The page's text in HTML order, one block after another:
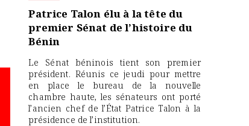
Patrice Talon élu à la tête du
premier Sénat de l’histoire du
Bénin
Le Sénat béninois tient son premier
président. Réunis ce jeudi pour mettre
en place le bureau de la nouvelle
chambre haute, les sénateurs ont porté
l’ancien chef de l’État Patrice Talon à la
présidence de l’institution.